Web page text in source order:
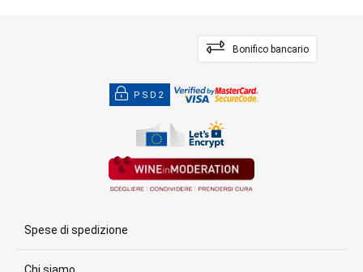
Bonifico bancario
PSD2
Spese di spedizione